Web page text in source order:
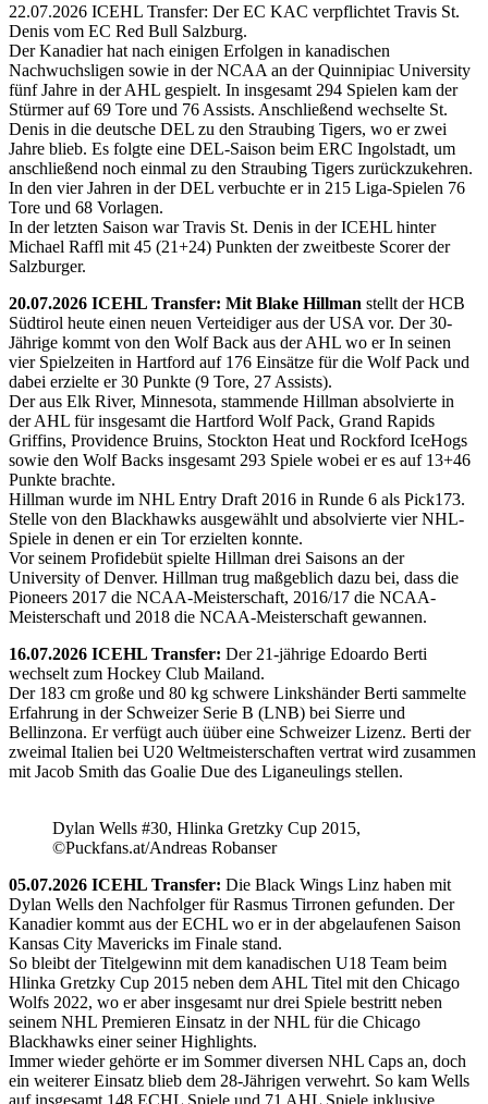
22.07.2026 ICEHL Transfer: Der EC KAC verpflichtet Travis St.
Denis vom EC Red Bull Salzburg.
Der Kanadier hat nach einigen Erfolgen in kanadischen
Nachwuchsligen sowie in der NCAA an der Quinnipiac University
fünf Jahre in der AHL gespielt. In insgesamt 294 Spielen kam der
Stürmer auf 69 Tore und 76 Assists. Anschließend wechselte St.
Denis in die deutsche DEL zu den Straubing Tigers, wo er zwei
Jahre blieb. Es folgte eine DEL-Saison beim ERC Ingolstadt, um
anschließend noch einmal zu den Straubing Tigers zurückzukehren.
In den vier Jahren in der DEL verbuchte er in 215 Liga-Spielen 76
Tore und 68 Vorlagen.
In der letzten Saison war Travis St. Denis in der ICEHL hinter
Michael Raffl mit 45 (21+24) Punkten der zweitbeste Scorer der
Salzburger.
20.07.2026 ICEHL Transfer: Mit Blake Hillman stellt der HCB
Südtirol heute einen neuen Verteidiger aus der USA vor. Der 30-
Jährige kommt von den Wolf Back aus der AHL wo er In seinen
vier Spielzeiten in Hartford auf 176 Einsätze für die Wolf Pack und
dabei erzielte er 30 Punkte (9 Tore, 27 Assists).
Der aus Elk River, Minnesota, stammende Hillman absolvierte in
der AHL für insgesamt die Hartford Wolf Pack, Grand Rapids
Griffins, Providence Bruins, Stockton Heat und Rockford IceHogs
sowie den Wolf Backs insgesamt 293 Spiele wobei er es auf 13+46
Punkte brachte.
Hillman wurde im NHL Entry Draft 2016 in Runde 6 als Pick173.
Stelle von den Blackhawks ausgewählt und absolvierte vier NHL-
Spiele in denen er ein Tor erzielten konnte.
Vor seinem Profidebüt spielte Hillman drei Saisons an der
University of Denver. Hillman trug maßgeblich dazu bei, dass die
Pioneers 2017 die NCAA-Meisterschaft, 2016/17 die NCAA-
Meisterschaft und 2018 die NCAA-Meisterschaft gewannen.
16.07.2026 ICEHL Transfer: Der 21-jährige Edoardo Berti
wechselt zum Hockey Club Mailand.
Der 183 cm große und 80 kg schwere Linkshänder Berti sammelte
Erfahrung in der Schweizer Serie B (LNB) bei Sierre und
Bellinzona. Er verfügt auch üüber eine Schweizer Lizenz. Berti der
zweimal Italien bei U20 Weltmeisterschaften vertrat wird zusammen
mit Jacob Smith das Goalie Due des Liganeulings stellen.
Dylan Wells #30, Hlinka Gretzky Cup 2015,
©Puckfans.at/Andreas Robanser
05.07.2026 ICEHL Transfer: Die Black Wings Linz haben mit
Dylan Wells den Nachfolger für Rasmus Tirronen gefunden. Der
Kanadier kommt aus der ECHL wo er in der abgelaufenen Saison
Kansas City Mavericks im Finale stand.
So bleibt der Titelgewinn mit dem kanadischen U18 Team beim
Hlinka Gretzky Cup 2015 neben dem AHL Titel mit den Chicago
Wolfs 2022, wo er aber insgesamt nur drei Spiele bestritt neben
seinem NHL Premieren Einsatz in der NHL für die Chicago
Blackhawks einer seiner Highlights.
Immer wieder gehörte er im Sommer diversen NHL Caps an, doch
ein weiterer Einsatz blieb dem 28-Jährigen verwehrt. So kam Wells
auf insgesamt 148 ECHL Spiele und 71 AHL Spiele inklusive